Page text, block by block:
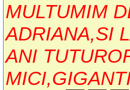
MULTUMIM
ADRIANA,SI
ANI